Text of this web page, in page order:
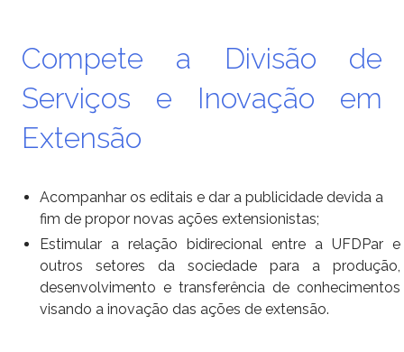
Compete a Divisão de
Serviços e Inovação em
Extensão
Acompanhar os editais e dar a publicidade devida a
fim de propor novas ações extensionistas;
Estimular a relação bidirecional entre a UFDPar e
outros setores da sociedade para a produção,
desenvolvimento e transferência de conhecimentos
visando a inovação das ações de extensão.